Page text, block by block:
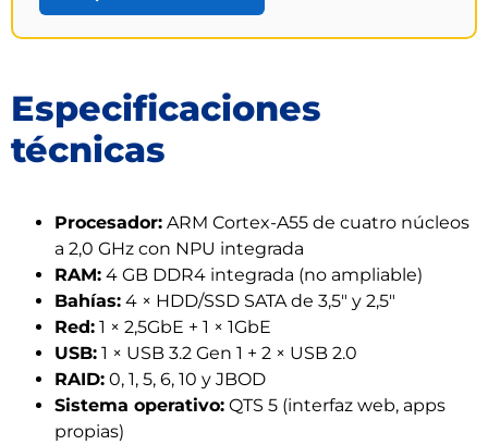
Especificaciones
técnicas
Procesador: ARM Cortex-A55 de cuatro núcleos
a 2,0 GHz con NPU integrada
RAM: 4 GB DDR4 integrada (no ampliable)
Bahías: 4 × HDD/SSD SATA de 3,5″ y 2,5″
Red: 1 × 2,5GbE + 1 × 1GbE
USB: 1 × USB 3.2 Gen 1 + 2 × USB 2.0
RAID: 0, 1, 5, 6, 10 y JBOD
Sistema operativo: QTS 5 (interfaz web, apps
propias)